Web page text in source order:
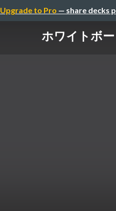
Upgrade to Pro — share decks
ホワイトボ